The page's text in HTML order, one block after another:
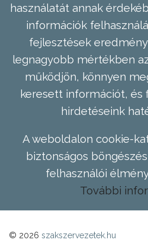
használatát annak
információk
fejlesztések
legnagyobb mértékben
működjön, könnyen
keresett információt, és
hirdetéseink
A weboldalon cookie-
biztonságos
felhasználói
További
© 2026 szakszervezetek.hu